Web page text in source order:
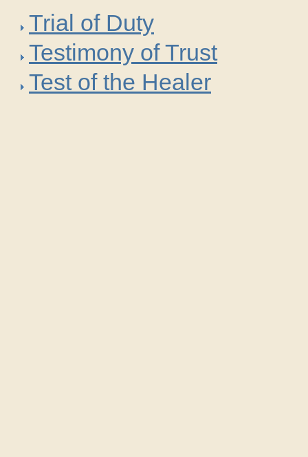
Trial of Duty
Testimony of Trust
Test of the Healer